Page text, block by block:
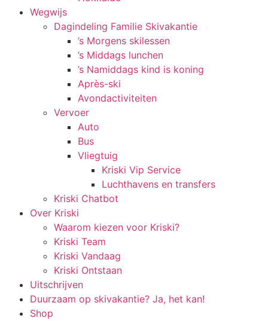
Wegwijs
Dagindeling Familie Skivakantie
’s Morgens skilessen
’s Middags lunchen
’s Namiddags kind is koning
Après-ski
Avondactiviteiten
Vervoer
Auto
Bus
Vliegtuig
Kriski Vip Service
Luchthavens en transfers
Kriski Chatbot
Over Kriski
Waarom kiezen voor Kriski?
Kriski Team
Kriski Vandaag
Kriski Ontstaan
Uitschrijven
Duurzaam op skivakantie? Ja, het kan!
Shop